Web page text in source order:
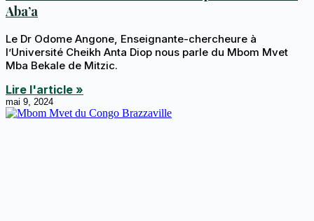
Aba’a
Le Dr Odome Angone, Enseignante-chercheure à
l’Université Cheikh Anta Diop nous parle du Mbom Mvet
Mba Bekale de Mitzic.
Lire l'article »
mai 9, 2024